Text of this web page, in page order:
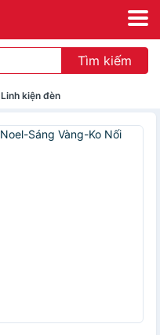
Tìm kiếm
Linh kiện đèn